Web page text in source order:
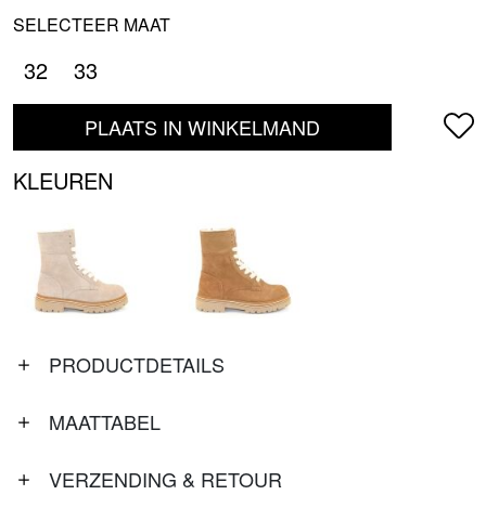
SELECTEER MAAT
32 33
PLAATS IN WINKELMAND
KLEUREN
PRODUCTDETAILS
MAATTABEL
VERZENDING & RETOUR